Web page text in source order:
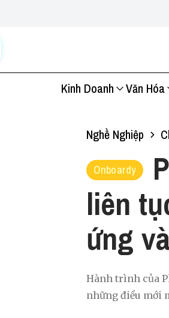
Kinh Doanh Văn Hóa
Nghề Nghiệp
Onboardy
liên
ứng
Hành trình của
những điều mới